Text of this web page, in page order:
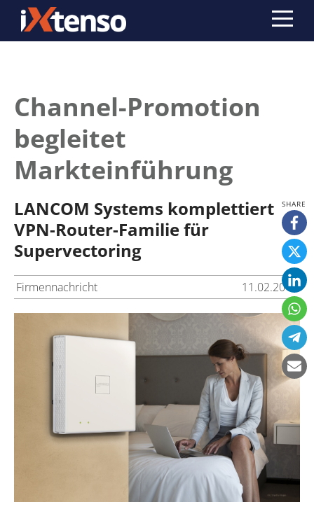
Channel-Promotion
begleitet
Markteinführung
LANCOM Systems komplettiert
VPN-Router-Familie für
Supervectoring
Firmennachricht 11.02.2019